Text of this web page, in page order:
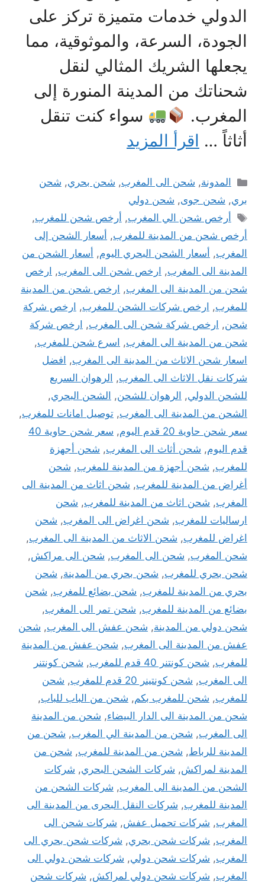
الدولي خدمات متميزة تركز على
الجودة، السرعة، والموثوقية، مما
يجعلها الشريك المثالي لنقل
شحناتك من المدينة المنورة إلى
المغرب.
سواء كنت تنقل
أثاثاً … اقرأ المزيد
التصنيفات
المدونة, شحن الى المغرب, شحن بحري, شحن
بري, شحن جوى, شحن دولي
الوسوم
أرخص شحن الي المغرب, أرخص شحن للمغرب,
أرخص شحن من المدينة للمغرب, أسعار الشحن إلى
المغرب, أسعار الشحن البحري اليوم, أسعار الشحن من
المدينة الى المغرب, ارخص شحن الى المغرب, ارخص
شحن من المدينة الى المغرب, ارخص شحن من المدينة
للمغرب, ارخص شركات الشحن للمغرب, ارخص شركة
شحن, ارخص شركة شحن الى المغرب, ارخص شركة
شحن من المدينة الى المغرب, اسرع شحن للمغرب,
اسعار شحن الاثاث من المدينة الى المغرب, افضل
شركات نقل الاثاث الى المغرب, الرهوان السريع
للشحن الدولي, الرهوان للشحن, الشحن البحري,
الشحن من المدينة الى المغرب, توصيل امانات للمغرب,
سعر شحن حاوية 20 قدم اليوم
,
سعر شحن حاوية 40
قدم اليوم, شحن أثاث الى المغرب, شحن أجهزة
للمغرب, شحن أجهزة من المدينة للمغرب, شحن
أغراض من المدينة للمغرب, شحن اثاث من المدينة الى
المغرب, شحن اثاث من المدينة للمغرب, شحن
ارساليات للمغرب, شحن اغراض الى المغرب, شحن
اغراض للمغرب, شحن الاثاث من المدينة الى المغرب,
شحن المغرب, شحن الى المغرب, شحن الى مراكش,
شحن بحري للمغرب, شحن بحري من المدينة, شحن
بحري من المدينة للمغرب, شحن بضائع للمغرب, شحن
بضائع من المدينة للمغرب, شحن تمر الى المغرب,
شحن دولي من المدينة, شحن عفش الى المغرب, شحن
عفش من المدينة الى المغرب, شحن عفش من المدينة
للمغرب, شحن كونتنر 40 قدم للمغرب , شحن كونتنر
الى المغرب, شحن كونتينر 20 قدم للمغرب , شحن
للمغرب, شحن للمغرب بكم, شحن من الباب للباب,
شحن من المدينة الى الدار البيضاء, شحن من المدينة
الى المغرب, شحن من المدينة الي المغرب, شحن من
المدينة للرباط, شحن من المدينة للمغرب, شحن من
المدينة لمراكش, شركات الشحن البحري, شركات
الشحن من المدينة الى المغرب, شركات الشحن من
المدينة للمغرب, شركات النقل البحرى من المدينة الى
المغرب, شركات تحميل عفش, شركات شحن الى
المغرب, شركات شحن بحري, شركات شحن بحري الى
المغرب, شركات شحن دولي, شركات شحن دولي الى
المغرب, شركات شحن دولي لمراكش, شركات شحن